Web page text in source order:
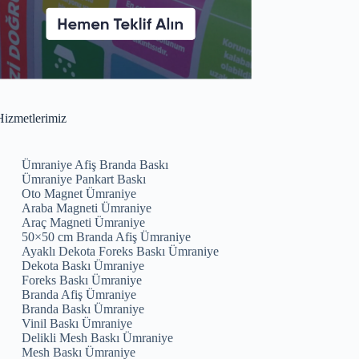
Ümraniye Afiş Branda Baskı
Ümraniye Pankart Baskı
Oto Magnet Ümraniye
Araba Magneti Ümraniye
Araç Magneti Ümraniye
50×50 cm Branda Afiş Ümraniye
Ayaklı Dekota Foreks Baskı Ümraniye
Dekota Baskı Ümraniye
Foreks Baskı Ümraniye
Branda Afiş Ümraniye
Branda Baskı Ümraniye
Vinil Baskı Ümraniye
Delikli Mesh Baskı Ümraniye
Mesh Baskı Ümraniye